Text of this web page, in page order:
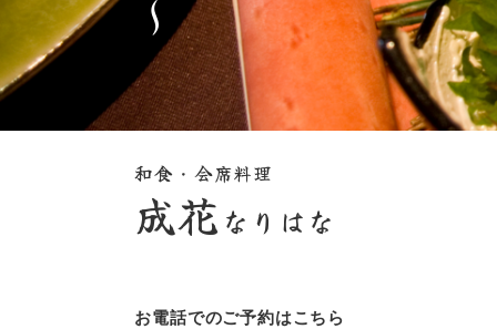
和食・会席料理
成花 なりはな
お電話でのご予約はこちら